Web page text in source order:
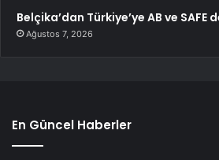
Belçika’dan Türkiye’ye AB ve SAFE
Ağustos 7, 2026
En Güncel Haberler